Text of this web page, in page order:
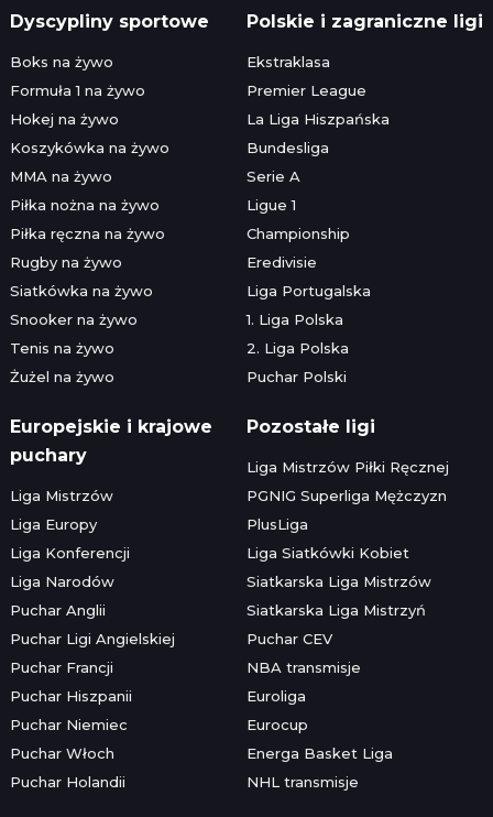
Dyscypliny sportowe
Boks na żywo
Formuła 1 na żywo
Hokej na żywo
Koszykówka na żywo
MMA na żywo
Piłka nożna na żywo
Piłka ręczna na żywo
Rugby na żywo
Siatkówka na żywo
Snooker na żywo
Tenis na żywo
Żużel na żywo
Polskie i zagraniczne ligi
Ekstraklasa
Premier League
La Liga Hiszpańska
Bundesliga
Serie A
Ligue 1
Championship
Eredivisie
Liga Portugalska
1. Liga Polska
2. Liga Polska
Puchar Polski
Europejskie i krajowe
puchary
Liga Mistrzów
Liga Europy
Liga Konferencji
Liga Narodów
Puchar Anglii
Puchar Ligi Angielskiej
Puchar Francji
Puchar Hiszpanii
Puchar Niemiec
Puchar Włoch
Puchar Holandii
Pozostałe ligi
Liga Mistrzów Piłki Ręcznej
PGNIG Superliga Mężczyzn
PlusLiga
Liga Siatkówki Kobiet
Siatkarska Liga Mistrzów
Siatkarska Liga Mistrzyń
Puchar CEV
NBA transmisje
Euroliga
Eurocup
Energa Basket Liga
NHL transmisje